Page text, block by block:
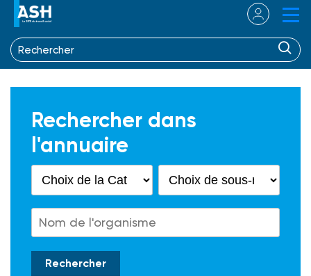
Rechercher dans
l'annuaire